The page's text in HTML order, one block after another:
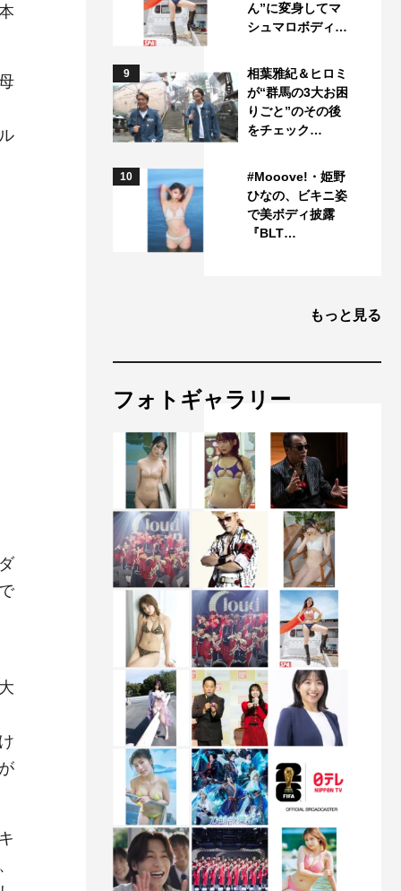
ん”に変身してマ
シュマロボディ…
9
相葉雅紀＆ヒロミ
が“群馬の3大お困
りごと”のその後
をチェック…
10
#Mooove!・姫野
ひなの、ビキニ姿
で美ボディ披露
『BLT…
もっと見る
フォトギャラリー